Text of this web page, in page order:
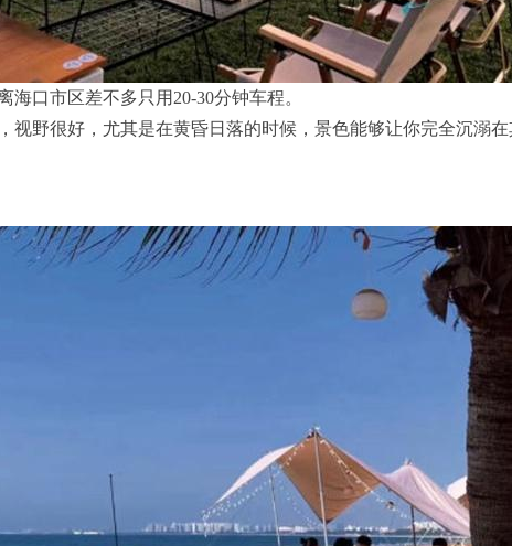
口市区差不多只用20-30分钟车程。
视野很好，尤其是在黄昏日落的时候，景色能够让你完全沉溺